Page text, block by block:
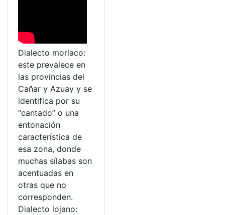
Dialecto morlaco:
este prevalece en
las provincias del
Cañar y Azuay y se
identifica por su
“cantado” o una
entonación
característica de
esa zona, donde
muchas sílabas son
acentuadas en
otras que no
corresponden.
Dialecto lojano: